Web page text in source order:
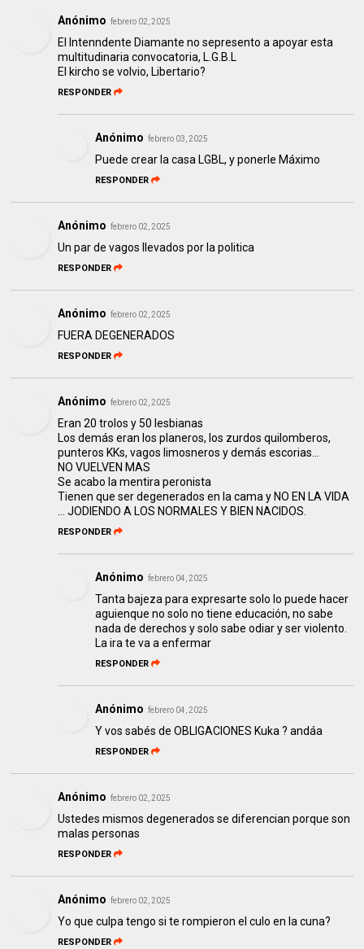
Anónimo febrero 02, 2025
El Intenndente Diamante no sepresento a apoyar esta
multitudinaria convocatoria, L.G.B.L
El kircho se volvio, Libertario?
RESPONDER
Anónimo febrero 03, 2025
Puede crear la casa LGBL, y ponerle Máximo
RESPONDER
Anónimo febrero 02, 2025
Un par de vagos llevados por la politica
RESPONDER
Anónimo febrero 02, 2025
FUERA DEGENERADOS
RESPONDER
Anónimo febrero 02, 2025
Eran 20 trolos y 50 lesbianas
Los demás eran los planeros, los zurdos quilomberos,
punteros KKs, vagos limosneros y demás escorias...
NO VUELVEN MAS
Se acabo la mentira peronista
Tienen que ser degenerados en la cama y NO EN LA VIDA
... JODIENDO A LOS NORMALES Y BIEN NACIDOS.
RESPONDER
Anónimo febrero 04, 2025
Tanta bajeza para expresarte solo lo puede hacer
aguienque no solo no tiene educación, no sabe
nada de derechos y solo sabe odiar y ser violento.
La ira te va a enfermar
RESPONDER
Anónimo febrero 04, 2025
Y vos sabés de OBLIGACIONES Kuka ? andáa
RESPONDER
Anónimo febrero 02, 2025
Ustedes mismos degenerados se diferencian porque son
malas personas
RESPONDER
Anónimo febrero 02, 2025
Yo que culpa tengo si te rompieron el culo en la cuna?
RESPONDER